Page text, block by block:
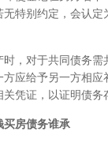
特别约定，会认定
时，对于共同债务
应给予另一方相应
凭证，以证明债务
买房债务谁承